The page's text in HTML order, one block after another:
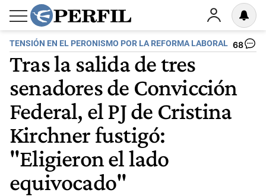
TENSIÓN EN EL PERONISMO POR LA REFORMA LABORAL 68
Tras la salida de tres
senadores de Convicción
Federal, el PJ de Cristina
Kirchner fustigó:
"Eligieron el lado
equivocado"